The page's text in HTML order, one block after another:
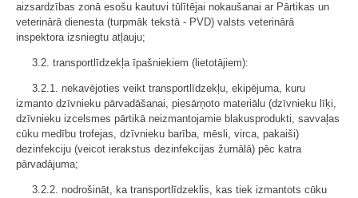
aizsardzības zonā esošu kautuvi tūlītējai nokaušanai ar Pārtikas un
veterinārā dienesta (turpmāk tekstā - PVD) valsts veterinārā
inspektora izsniegtu atļauju;
3.2. transportlīdzekļa īpašniekiem (lietotājiem):
3.2.1. nekavējoties veikt transportlīdzekļu, ekipējuma, kuru
izmanto dzīvnieku pārvadāšanai, piesārņoto materiālu (dzīvnieku līķi,
dzīvnieku izcelsmes pārtikā neizmantojamie blakusprodukti, savvaļas
cūku medību trofejas, dzīvnieku barība, mēsli, virca, pakaiši)
dezinfekciju (veicot ierakstus dezinfekcijas žurnālā) pēc katra
pārvadājuma;
3.2.2. nodrošināt, ka transportlīdzeklis, kas tiek izmantots cūku